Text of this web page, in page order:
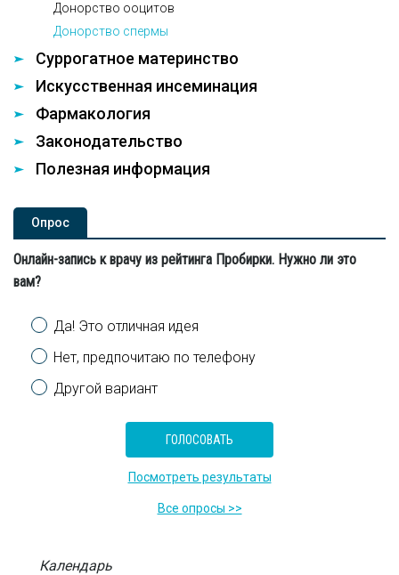
Донорство ооцитов
Донорство спермы
Суррогатное материнство
Искусственная инсеминация
Фармакология
Законодательство
Полезная информация
Опроc
Онлайн-запись к врачу из рейтинга Пробирки. Нужно ли это
вам?
Варианты
Да! Это отличная идея
Нет, предпочитаю по телефону
Другой вариант
Посмотреть результаты
Все опросы >>
Календарь